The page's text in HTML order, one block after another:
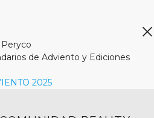
de Adviento y Ediciones
2025